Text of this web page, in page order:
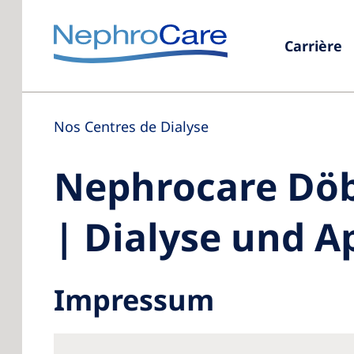
Carrière
Nos Centres de Dialyse
Nephrocare
| Dialyse und
Impressum